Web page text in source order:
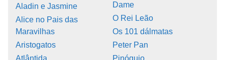
Aladin e Jasmine
Alice no Pais das
Maravilhas
Aristogatos
Dame
O Rei Leão
Os 101 dálmatas
Peter Pan